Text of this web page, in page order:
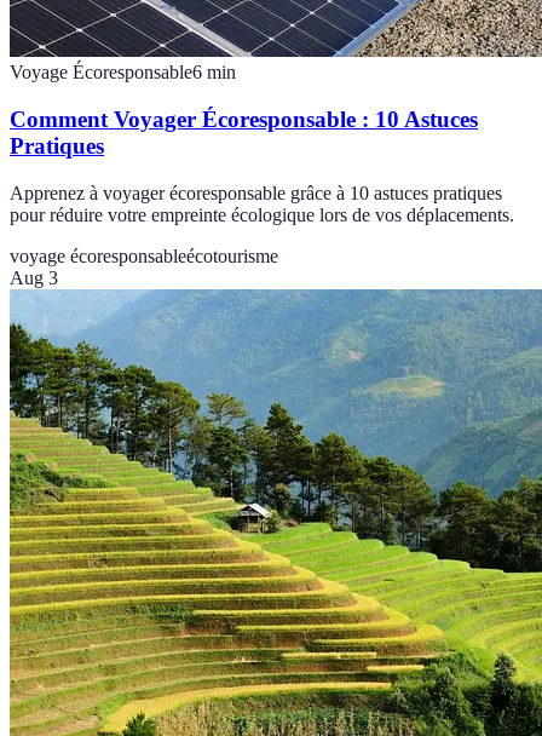
Voyage Écoresponsable6 min
Comment Voyager Écoresponsable : 10 Astuces
Pratiques
Apprenez à voyager écoresponsable grâce à 10 astuces pratiques
pour réduire votre empreinte écologique lors de vos déplacements.
voyage écoresponsableécotourisme
Aug 3